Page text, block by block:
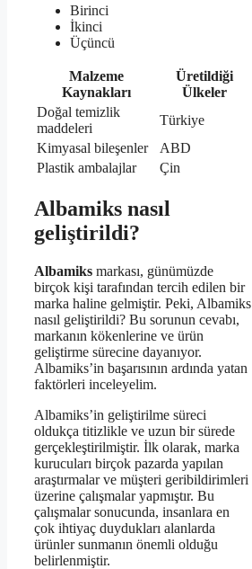
Birinci
İkinci
Üçüncü
Malzeme
Kaynakları
Üretildiği
Ülkeler
Doğal temizlik
maddeleri
Türkiye
Kimyasal bileşenler
ABD
Plastik ambalajlar
Çin
Albamiks nasıl
geliştirildi?
Albamiks markası, günümüzde
birçok kişi tarafından tercih edilen bir
marka haline gelmiştir. Peki, Albamiks
nasıl geliştirildi? Bu sorunun cevabı,
markanın kökenlerine ve ürün
geliştirme sürecine dayanıyor.
Albamiks’in başarısının ardında yatan
faktörleri inceleyelim.
Albamiks’in geliştirilme süreci
oldukça titizlikle ve uzun bir sürede
gerçekleştirilmiştir. İlk olarak, marka
kurucuları birçok pazarda yapılan
araştırmalar ve müşteri geribildirimleri
üzerine çalışmalar yapmıştır. Bu
çalışmalar sonucunda, insanlara en
çok ihtiyaç duydukları alanlarda
ürünler sunmanın önemli olduğu
belirlenmiştir.